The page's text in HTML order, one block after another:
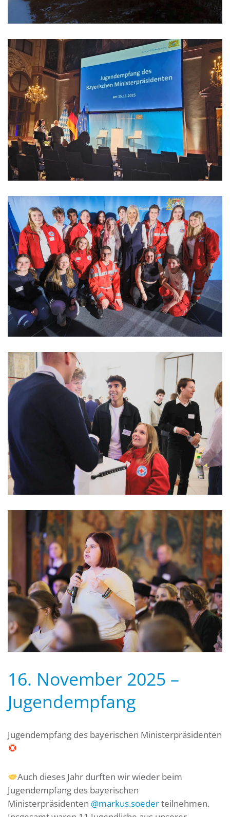
16. November 2025 –
Jugendempfang
Jugendempfang des bayerischen Ministerpräsidenten
Auch dieses Jahr durften wir wieder beim
Jugendempfang des bayerischen
Ministerpräsidenten @markus.soederteilnehmen.